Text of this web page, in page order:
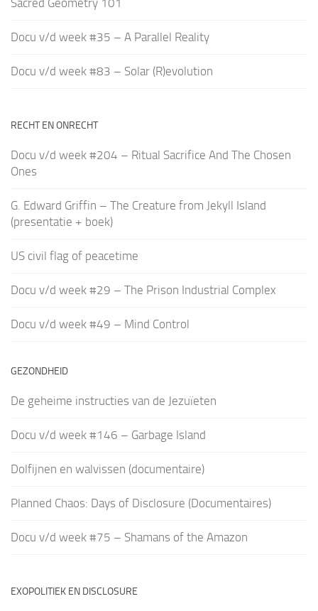
Docu v/d week #35 – A Parallel Reality
Docu v/d week #83 – Solar (R)evolution
RECHT EN ONRECHT
Docu v/d week #204 – Ritual Sacrifice And The Chosen
Ones
G. Edward Griffin – The Creature from Jekyll Island
(presentatie + boek)
US civil flag of peacetime
Docu v/d week #29 – The Prison Industrial Complex
Docu v/d week #49 – Mind Control
GEZONDHEID
De geheime instructies van de Jezuïeten
Docu v/d week #146 – Garbage Island
Dolfijnen en walvissen (documentaire)
Planned Chaos: Days of Disclosure (Documentaires)
Docu v/d week #75 – Shamans of the Amazon
EXOPOLITIEK EN DISCLOSURE